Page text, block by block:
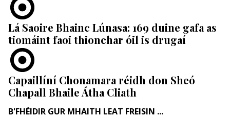
Lá Saoire Bhainc Lúnasa: 169 duine gafa as
tiomáint faoi thionchar óil is drugaí
Capaillíní Chonamara réidh don Sheó
Chapall Bhaile Átha Cliath
B'FHÉIDIR GUR MHAITH LEAT FREISIN ...